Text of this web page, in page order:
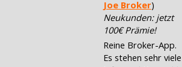
Joe Broker)
Neukunden: jetzt
100€ Prämie!
Reine Broker-App.
Es stehen sehr viele